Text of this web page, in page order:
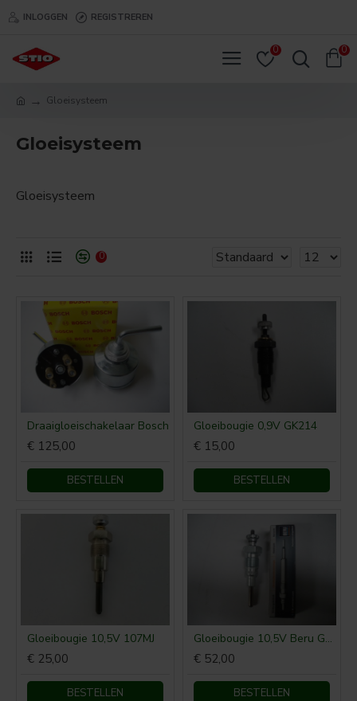
INLOGGEN REGISTREREN
0 0
Gloeisysteem
Gloeisysteem
Gloeisysteem
0
Draaigloeischakelaar Bosch
€ 125,00
BESTELLEN
Gloeibougie 0,9V GK214
€ 15,00
BESTELLEN
Gloeibougie 10,5V 107MJ
€ 25,00
BESTELLEN
Gloeibougie 10,5V Beru GV107
€ 52,00
BESTELLEN